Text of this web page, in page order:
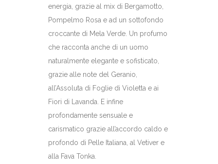
energia, grazie al mix di Bergamotto,
Pompelmo Rosa e ad un sottofondo
croccante di Mela Verde. Un profumo
che racconta anche di un uomo
naturalmente elegante e sofisticato,
grazie alle note del Geranio,
all’Assoluta di Foglie di Violetta e ai
Fiori di Lavanda. E infine
profondamente sensuale e
carismatico grazie all’accordo caldo e
profondo di Pelle Italiana, al Vetiver e
alla Fava Tonka.